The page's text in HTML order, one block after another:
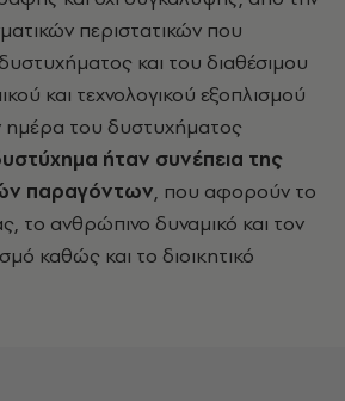
περιστατικών που
και του διαθέσιμου
και τεχνολογικού εξοπλισμού
ημέρα του δυστυχήματος
ήταν συνέπεια της
παραγόντων, που αφορούν το
το ανθρώπινο δυναμικό και τον
καθώς και το διοικητικό